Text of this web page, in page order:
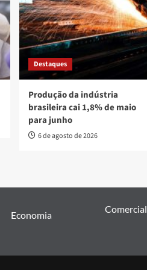
Destaques
Produção da indústria
brasileira cai 1,8% de maio
para junho
6 de agosto de 2026
Economia
Comercial